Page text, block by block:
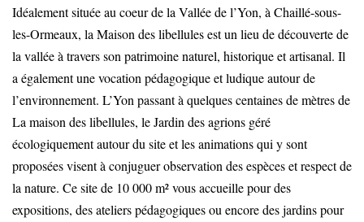
Idéalement située au coeur de la Vallée de l’Yon, à Chaillé-sous-
les-Ormeaux, la Maison des libellules est un lieu de découverte de
la vallée à travers son patrimoine naturel, historique et artisanal. Il
a également une vocation pédagogique et ludique autour de
l’environnement. L’Yon passant à quelques centaines de mètres de
La maison des libellules, le Jardin des agrions géré
écologiquement autour du site et les animations qui y sont
proposées visent à conjuguer observation des espèces et respect de
la nature. Ce site de 10 000 m² vous accueille pour des
expositions, des ateliers pédagogiques ou encore des jardins pour